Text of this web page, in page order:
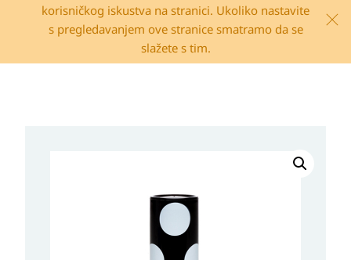
korisničkog iskustva na stranici. Ukoliko nastavite
s pregledavanjem ove stranice smatramo da se
slažete s tim.